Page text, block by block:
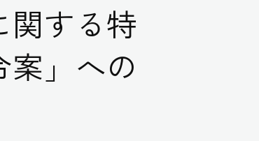
関する特
」への